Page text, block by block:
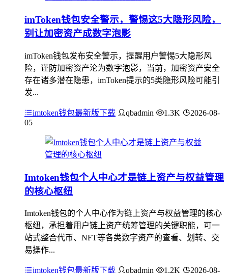
imToken钱包安全警示，警惕这5大隐形风险，
别让加密资产成数字泡影
imToken钱包发布安全警示，提醒用户警惕5大隐形风
险，谨防加密资产沦为数字泡影，当前，加密资产安全
存在诸多潜在隐患，imToken提示的5类隐形风险可能引
发...
imtoken钱包最新版下载 qbadmin 1.3K
2026-08-
05
Imtoken钱包个人中心才是链上资产与权益管理
的核心枢纽
Imtoken钱包的个人中心作为链上资产与权益管理的核心
枢纽，承担着用户链上资产统筹管理的关键职能，可一
站式整合代币、NFT等各类数字资产的查看、划转、交
易操作...
imtoken钱包最新版下载 qbadmin 1.2K
2026-08-